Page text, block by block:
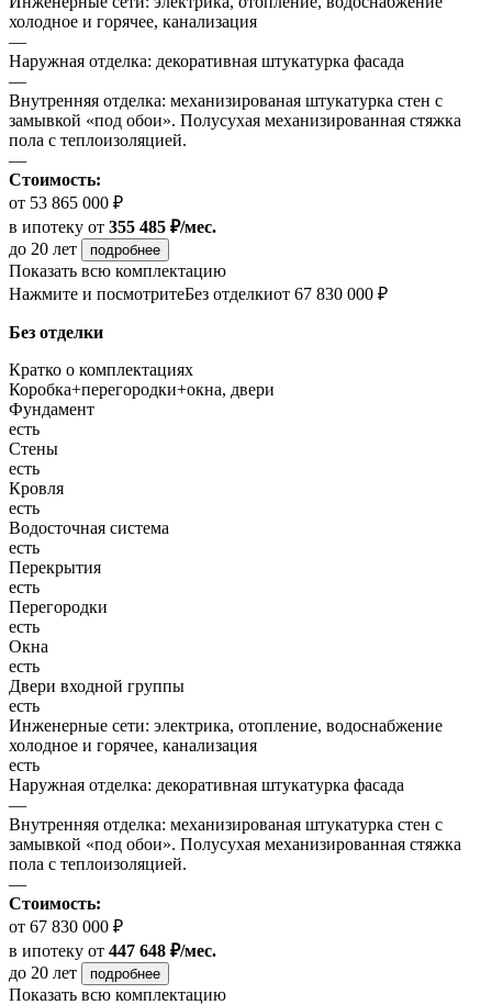
холодное и горячее, канализация
—
Наружная отделка: декоративная штукатурка фасада
—
Внутренняя отделка: механизированая штукатурка стен с
замывкой «под обои». Полусухая механизированная стяжка
пола с теплоизоляцией.
—
Стоимость:
от 53 865 000 ₽
в ипотеку от 355 485 ₽/мес.
до 20 лет
подробнее
Показать всю комплектацию
Нажмите и посмотритеБез отделкиот 67 830 000 ₽
Без отделки
Кратко о комплектациях
Коробка+перегородки+окна, двери
Фундамент
есть
Стены
есть
Кровля
есть
Водосточная система
есть
Перекрытия
есть
Перегородки
есть
Окна
есть
Двери входной группы
есть
Инженерные сети: электрика, отопление, водоснабжение
холодное и горячее, канализация
есть
Наружная отделка: декоративная штукатурка фасада
—
Внутренняя отделка: механизированая штукатурка стен с
замывкой «под обои». Полусухая механизированная стяжка
пола с теплоизоляцией.
—
Стоимость:
от 67 830 000 ₽
в ипотеку от 447 648 ₽/мес.
до 20 лет
подробнее
Показать всю комплектацию